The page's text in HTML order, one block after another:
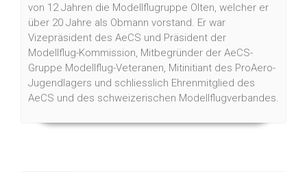
von 12 Jahren die Modellflugruppe Olten, welcher er
über 20 Jahre als Obmann vorstand. Er war
Vizepräsident des AeCS und Präsident der
Modellflug-Kommission, Mitbegründer der AeCS-
Gruppe Modellflug-Veteranen, Mitinitiant des ProAero-
Jugendlagers und schliesslich Ehrenmitglied des
AeCS und des schweizerischen Modellflugverbandes.